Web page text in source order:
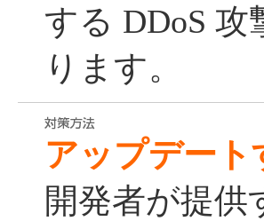
する DDoS
ります。
アップデート
開発者が提供